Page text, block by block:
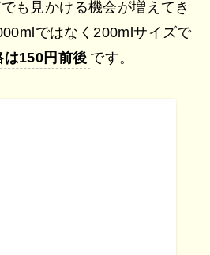
も見かける機会が増えてき
ではなく200mlサイズで
は150円前後 です。